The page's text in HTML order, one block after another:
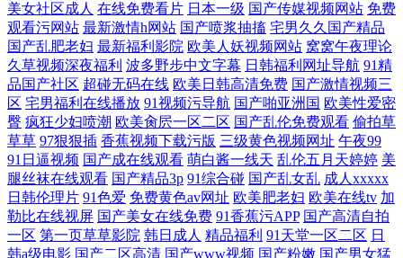
美女社区成人 在线免费看片 日本一级 国产传媒视频网站 免费
观看污网站 最新激情h网站 国产喷浆抽搐 宅男久久国产精品
国产乱肥老妇 最新福利影院 欧美人妖视频网站 窝窝午夜理论
久草视频深夜福利 波多野步中文字幕 日韩福利网址导航 91精
品国产社区 超碰无码在线 欧美日韩高清免费 国产激情视频三
区 宅男福利在线播放 91视频污导航 国产啪亚洲国 欧美性爱密
臀 疯狂少妇喷潮 欧美肏屄一区二区 国产乱伦免费观看 偷拍草
草草 97狠狠插 香蕉视频下载污版 三级黄色视频网址 午夜99
91日逼视频 国产成在线观看 萌白酱一线天 乱伦五月天婷婷 美
腿丝袜在线观看 国产精品3p 91综合碰 国产乱女乱 成人xxxxx
日韩伦理片 91色爱 免费黄色av网址 欧美肥老妇 欧美在线tv 加
勒比在线视屏 国产美女在线免费 91香蕉污APP 国产高清自拍
一区 第一页草草影院 韩日成人 精品福利 91天堂一区二区 日
韩a级电影 国产二区高清 国产www视频 国产粉嫩 国产男女猛